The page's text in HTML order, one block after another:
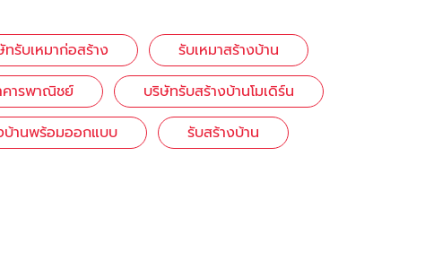
ทรับเหมาก่อสร้าง
รับเหมาสร้างบ้าน
คารพาณิชย์
บริษัทรับสร้างบ้านโมเดิร์น
บ้านพร้อมออกแบบ รับสร้างบ้าน